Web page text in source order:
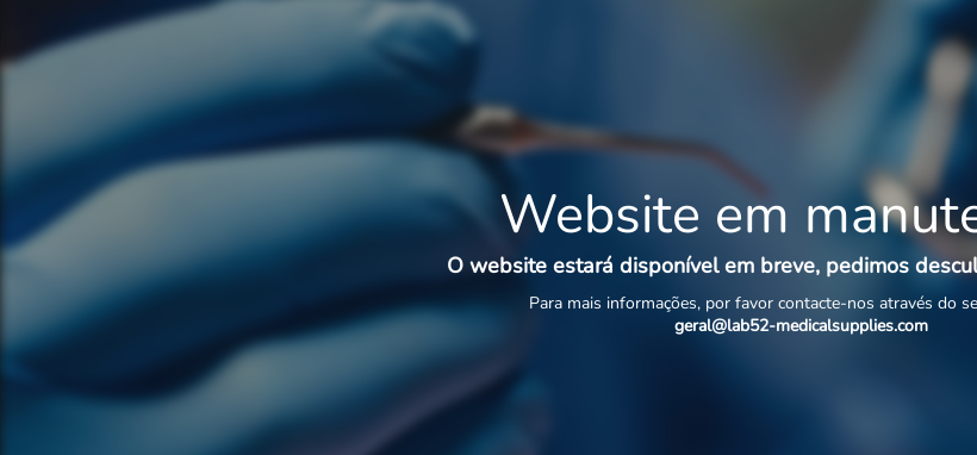
Website em
O website estará disponível em breve, pedimos
Para mais informações, por favor contacte-nos através do
geral@lab52-medicalsupplies.com